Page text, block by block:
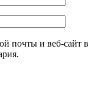
почты и веб-сайт в